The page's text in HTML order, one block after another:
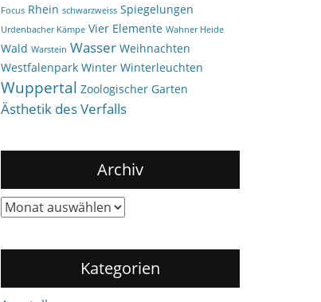
Focus Rhein schwarzweiss Spiegelungen
Urdenbacher Kämpe Vier Elemente Wahner Heide
Wald Warstein Wasser Weihnachten
Westfalenpark Winter Winterleuchten
Wuppertal Zoologischer Garten
Ästhetik des Verfalls
Archiv
Archiv
Kategorien